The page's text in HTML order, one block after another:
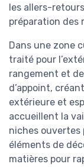
les allers-
préparation des
Dans une zone
traité pour
rangement et
d’appoint,
extérieure et
accueillent la
niches ouvertes
éléments de
matières pour